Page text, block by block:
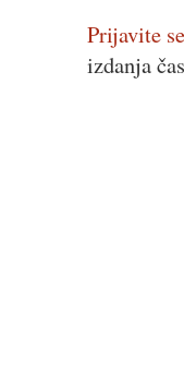
Prijavite
izdanja